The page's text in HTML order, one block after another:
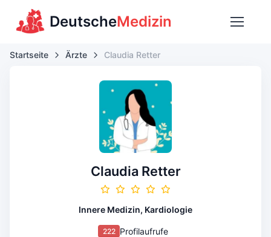
DeutscheMedizin
Startseite Ärzte Claudia Retter
Claudia Retter
Innere Medizin, Kardiologie
222 Profilaufrufe